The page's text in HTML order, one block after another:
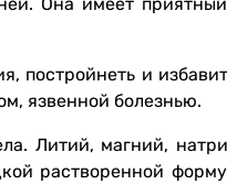
постройнеть и
язвенной болезнью.
Литий, магний,
растворенной